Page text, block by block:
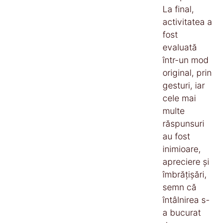
La final,
activitatea a
fost
evaluată
într-un mod
original, prin
gesturi, iar
cele mai
multe
răspunsuri
au fost
inimioare,
apreciere și
îmbrățișări,
semn că
întâlnirea s-
a bucurat